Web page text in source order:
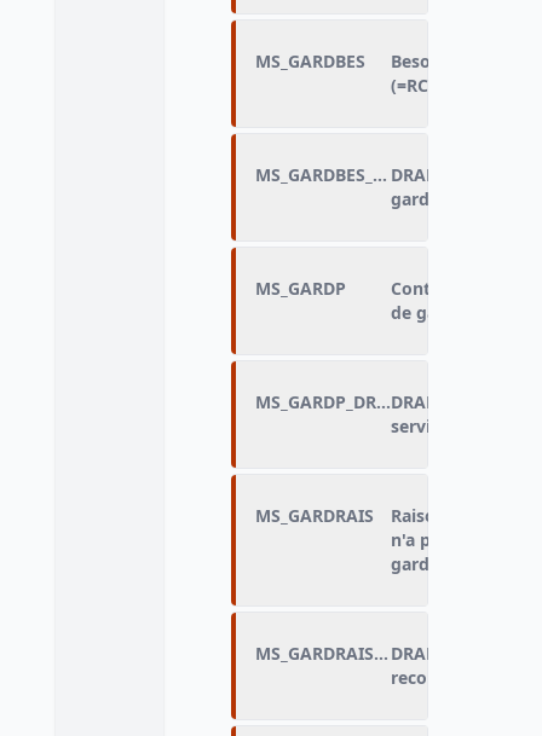
MS_GARDBES
Besoin de
(=RC380)
MS_GARDBES_DRAPDRAP_Besoin de
garde (=RC380)
MS_GARDP
Contribution du
de garde (=RC370)
MS_GARDP_DRAP
service de garde
MS_GARDRAIS
Raison
n'a pas
garde
MS_GARDRAIS_DRAPDRAP_Motif
recours à plus